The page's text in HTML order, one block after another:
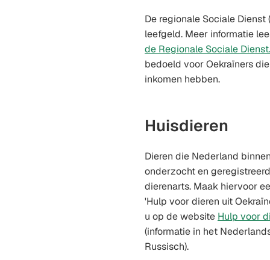
De regionale Sociale Dienst
leefgeld. Meer informatie
de Regionale Sociale Dienst.
bedoeld voor Oekraïners
inkomen hebben.
Huisdieren
Dieren die Nederland
onderzocht en
dierenarts. Maak hiervoor
'Hulp voor dieren uit
u op de website Hulp voor
(informatie in het
Russisch).